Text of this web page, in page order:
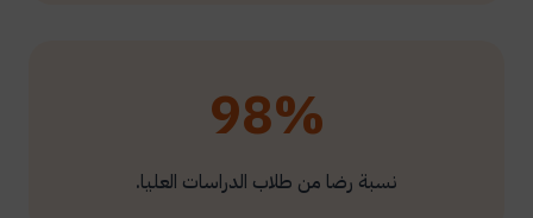
98%
نسبة رضا من طلاب الدراسات العليا.